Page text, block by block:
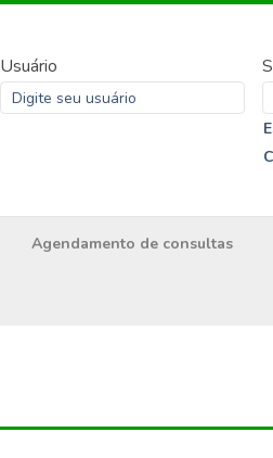
Usuário
Agendamento de consultas